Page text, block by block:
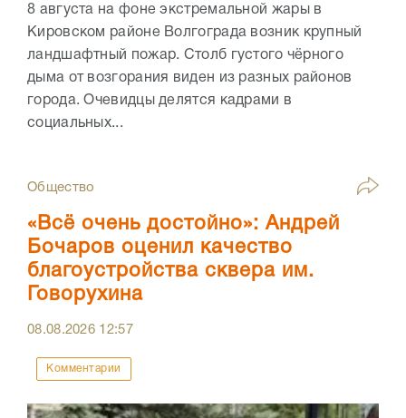
8 августа на фоне экстремальной жары в
Кировском районе Волгограда возник крупный
ландшафтный пожар. Столб густого чёрного
дыма от возгорания виден из разных районов
города. Очевидцы делятся кадрами в
социальных...
Общество
«Всё очень достойно»: Андрей
Бочаров оценил качество
благоустройства сквера им.
Говорухина
08.08.2026 12:57
Комментарии